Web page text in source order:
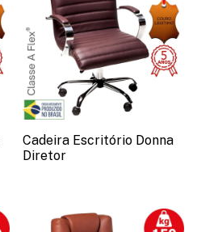
Cadeira Escritório Donna
Diretor